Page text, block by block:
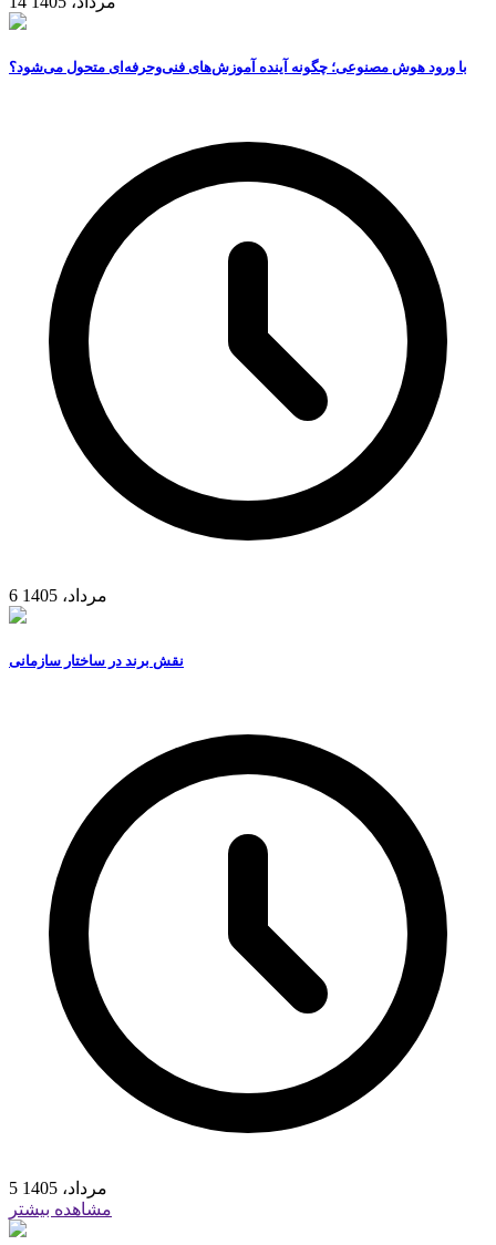
با ورود هوش مصنوعی؛ چگونه آینده آموزش‌های فنی‌وحرفه‌ای متحول می‌شود؟
6 مرداد، 1405
نقش برند در ساختار سازمانی
5 مرداد، 1405
مشاهده بیشتر